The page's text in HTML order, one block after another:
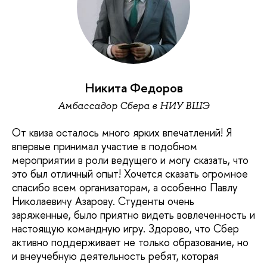
Никита Федоров
Амбассадор Сбера в НИУ ВШЭ
От квиза осталось много ярких впечатлений! Я
впервые принимал участие в подобном
мероприятии в роли ведущего и могу сказать, что
это был отличный опыт! Хочется сказать огромное
спасибо всем организаторам, а особенно Павлу
Николаевичу Азарову. Студенты очень
заряженные, было приятно видеть вовлеченность и
настоящую командную игру. Здорово, что Сбер
активно поддерживает не только образование, но
и внеучебную деятельность ребят, которая